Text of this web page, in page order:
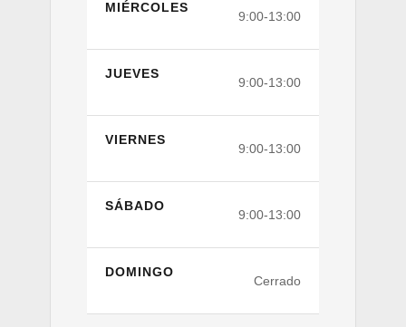
MIÉRCOLES
9:00-13:00
JUEVES
9:00-13:00
VIERNES
9:00-13:00
SÁBADO
9:00-13:00
DOMINGO
Cerrado